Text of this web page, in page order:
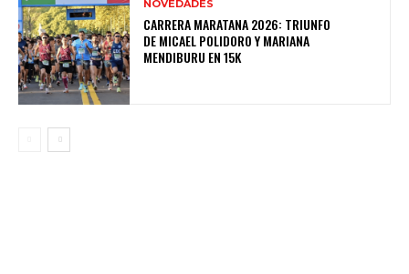
NOVEDADES
CARRERA MARATANA 2026: TRIUNFO
DE MICAEL POLIDORO Y MARIANA
MENDIBURU EN 15K